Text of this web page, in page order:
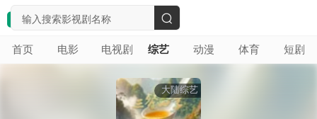
首页 电影 电视剧 综艺 动漫 体育 短剧
搜
索
大陆综艺